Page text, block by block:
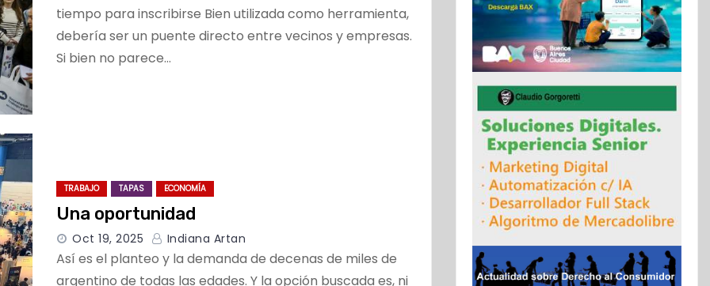
tiempo para inscribirse Bien utilizada como herramienta,
debería ser un puente directo entre vecinos y empresas.
Si bien no parece…
TRABAJO TAPAS ECONOMÍA
Una oportunidad
Oct 19, 2025 Indiana Artan
Así es el planteo y la demanda de decenas de miles de
argentino de todas las edades. Y la opción buscada es, ni